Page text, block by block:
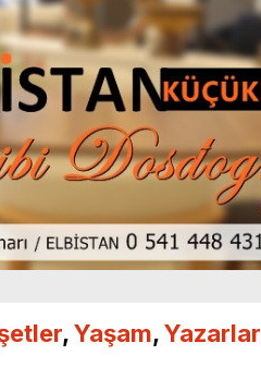
,Yaşam,Yazarlar